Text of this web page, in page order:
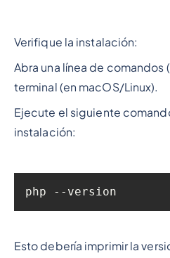
Verifique la instalación:
Abra una línea de comandos
terminal (en macOS/Linux).
Ejecute el siguiente
instalación:
php --version
Esto debería imprimir la